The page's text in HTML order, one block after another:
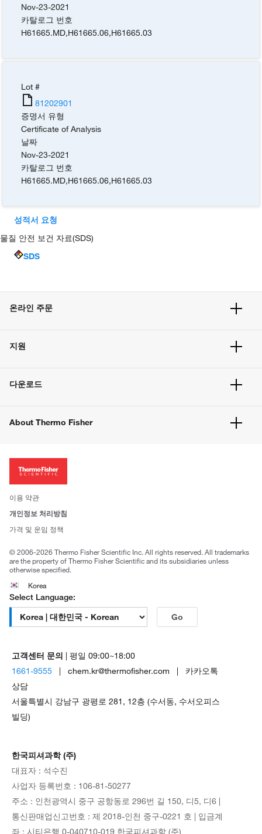
Nov-23-2021
카탈로그 번호
H61665.MD,H61665.06,H61665.03
Lot #
81202901
증명서 유형
Certificate of Analysis
날짜
Nov-23-2021
카탈로그 번호
H61665.MD,H61665.06,H61665.03
성적서 요청
물질 안전 보건 자료(SDS)
SDS
온라인 주문
주문 방법
벌크 주문
지원
고객 센터
웹사이트 개선사항
다운로드
About Thermo Fisher
투자자
사회적 책임
브랜드
이용 약관
개인정보 처리방침
가격 및 운임 정책
© 2006-2026 Thermo Fisher Scientific Inc. All rights reserved. All trademarks
are the property of Thermo Fisher Scientific and its subsidiaries unless
otherwise specified.
Korea
Select Language:
Go
고객센터 문의 | 평일 09:00~18:00
1661-9555 | chem.kr@thermofisher.com | 카카오톡
상담
서울특별시 강남구 광평로 281, 12층 (수서동, 수서오피스
빌딩)
한국피셔과학 (주)
대표자 : 석수진
사업자 등록번호 : 106-81-50277
주소 : 인천광역시 중구 공항동로 296번 길 150, 디5, 디6 |
통신판매업신고번호 : 제 2018-인천 중구-0221 호 | 입금계
좌 : 시티은행 0-040710-019 한국피셔과학 (주)